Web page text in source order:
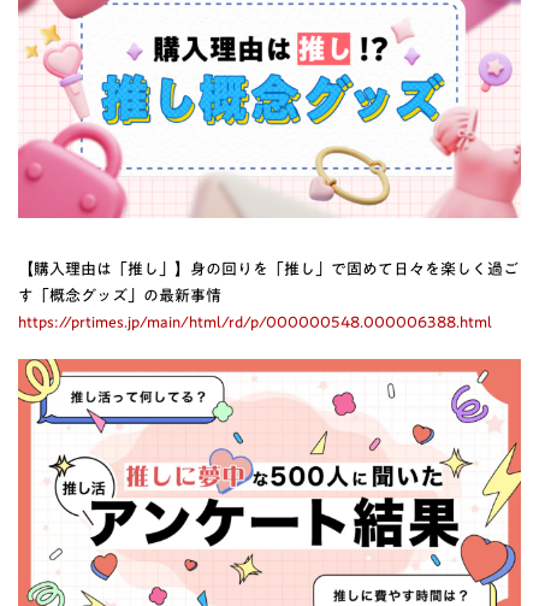
【購入理由は「推し」】身の回りを「推し」で固めて日々を楽しく過ご
す「概念グッズ」の最新事情
https://prtimes.jp/main/html/rd/p/000000548.000006388.html